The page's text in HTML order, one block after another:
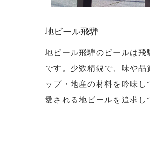
地ビール飛騨
地ビール飛騨のビールは
です。少数精鋭で、味や
ップ・地産の材料を吟味
愛される地ビールを追求し